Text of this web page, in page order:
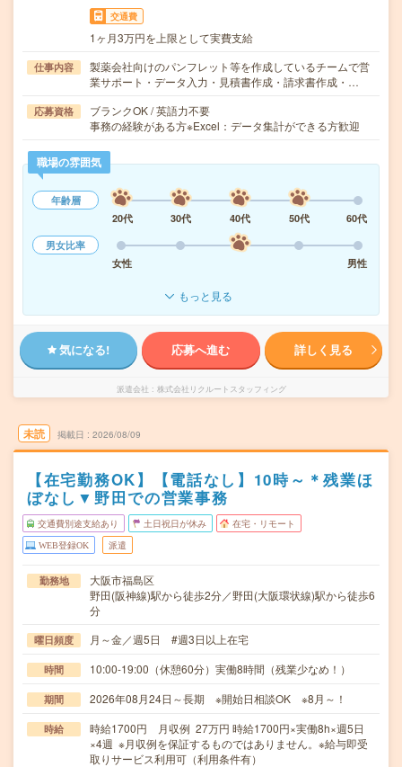
交通費
1ヶ月3万円を上限として実費支給
仕事内容
製薬会社向けのパンフレット等を作成しているチームで営
業サポート・データ入力・見積書作成・請求書作成・…
応募資格
ブランクOK / 英語力不要
事務の経験がある方※Excel：データ集計ができる方歓迎
職場の雰囲気
年齢層
20代
30代 40代 50代
60代
男女比率
女性
男性
もっと見る
気になる! 応募へ進む 詳しく見る
派遣会社 株式会社リクルートスタッフィング
未読 掲載日 2026/08/09
【在宅勤務OK】【電話なし】10時～＊残業ほ
ぼなし▼野田での営業事務
交通費別途支給あり 土日祝日が休み 在宅・リモート
WEB登録OK 派遣
勤務地
大阪市福島区
野田(阪神線)駅から徒歩2分／野田(大阪環状線)駅から徒歩6
分
曜日頻度 月～金／週5日 #週3日以上在宅
時間 10:00-19:00（休憩60分）実働8時間（残業少なめ！）
期間 2026年08月24日～長期 ※開始日相談OK ※8月～！
時給
時給1700円 月収例 27万円 時給1700円×実働8h×週5日
×4週 ※月収例を保証するものではありません。※給与即受
取りサービス利用可（利用条件有）